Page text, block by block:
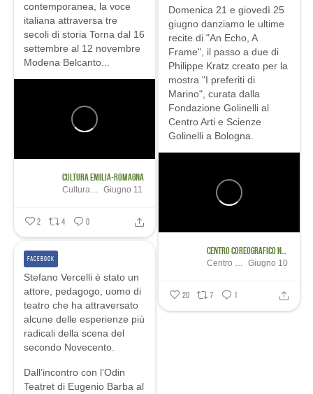
contemporanea, la voce
italiana attraversa tre
secoli di storiaTorna dal 16
settembre al 12 novembre
Modena Belcanto...
Cultura Emilia-Romagna
Cultura Emilia-Romagna Giugno 11
2 4 0
Domenica 21 e giovedì 25
giugno danziamo le ultime
recite di "An Echo, A
Frame", il passo a due di
Philippe Kratz creato per la
mostra "I preferiti di
Marino", curata dalla
Fondazione Golinelli al
Centro Arti e Scienze
Golinelli a Bologna.
Centro Coreografico Nazionale / Aterballetto Giugno 10
20 7 1
Stefano Vercelli è stato un
attore, pedagogo, uomo di
teatro che ha attraversato
alcune delle esperienze più
radicali della scena del
secondo Novecento.
Dall’incontro con l’Odin
Teatret di Eugenio Barba al
FACEBOOK